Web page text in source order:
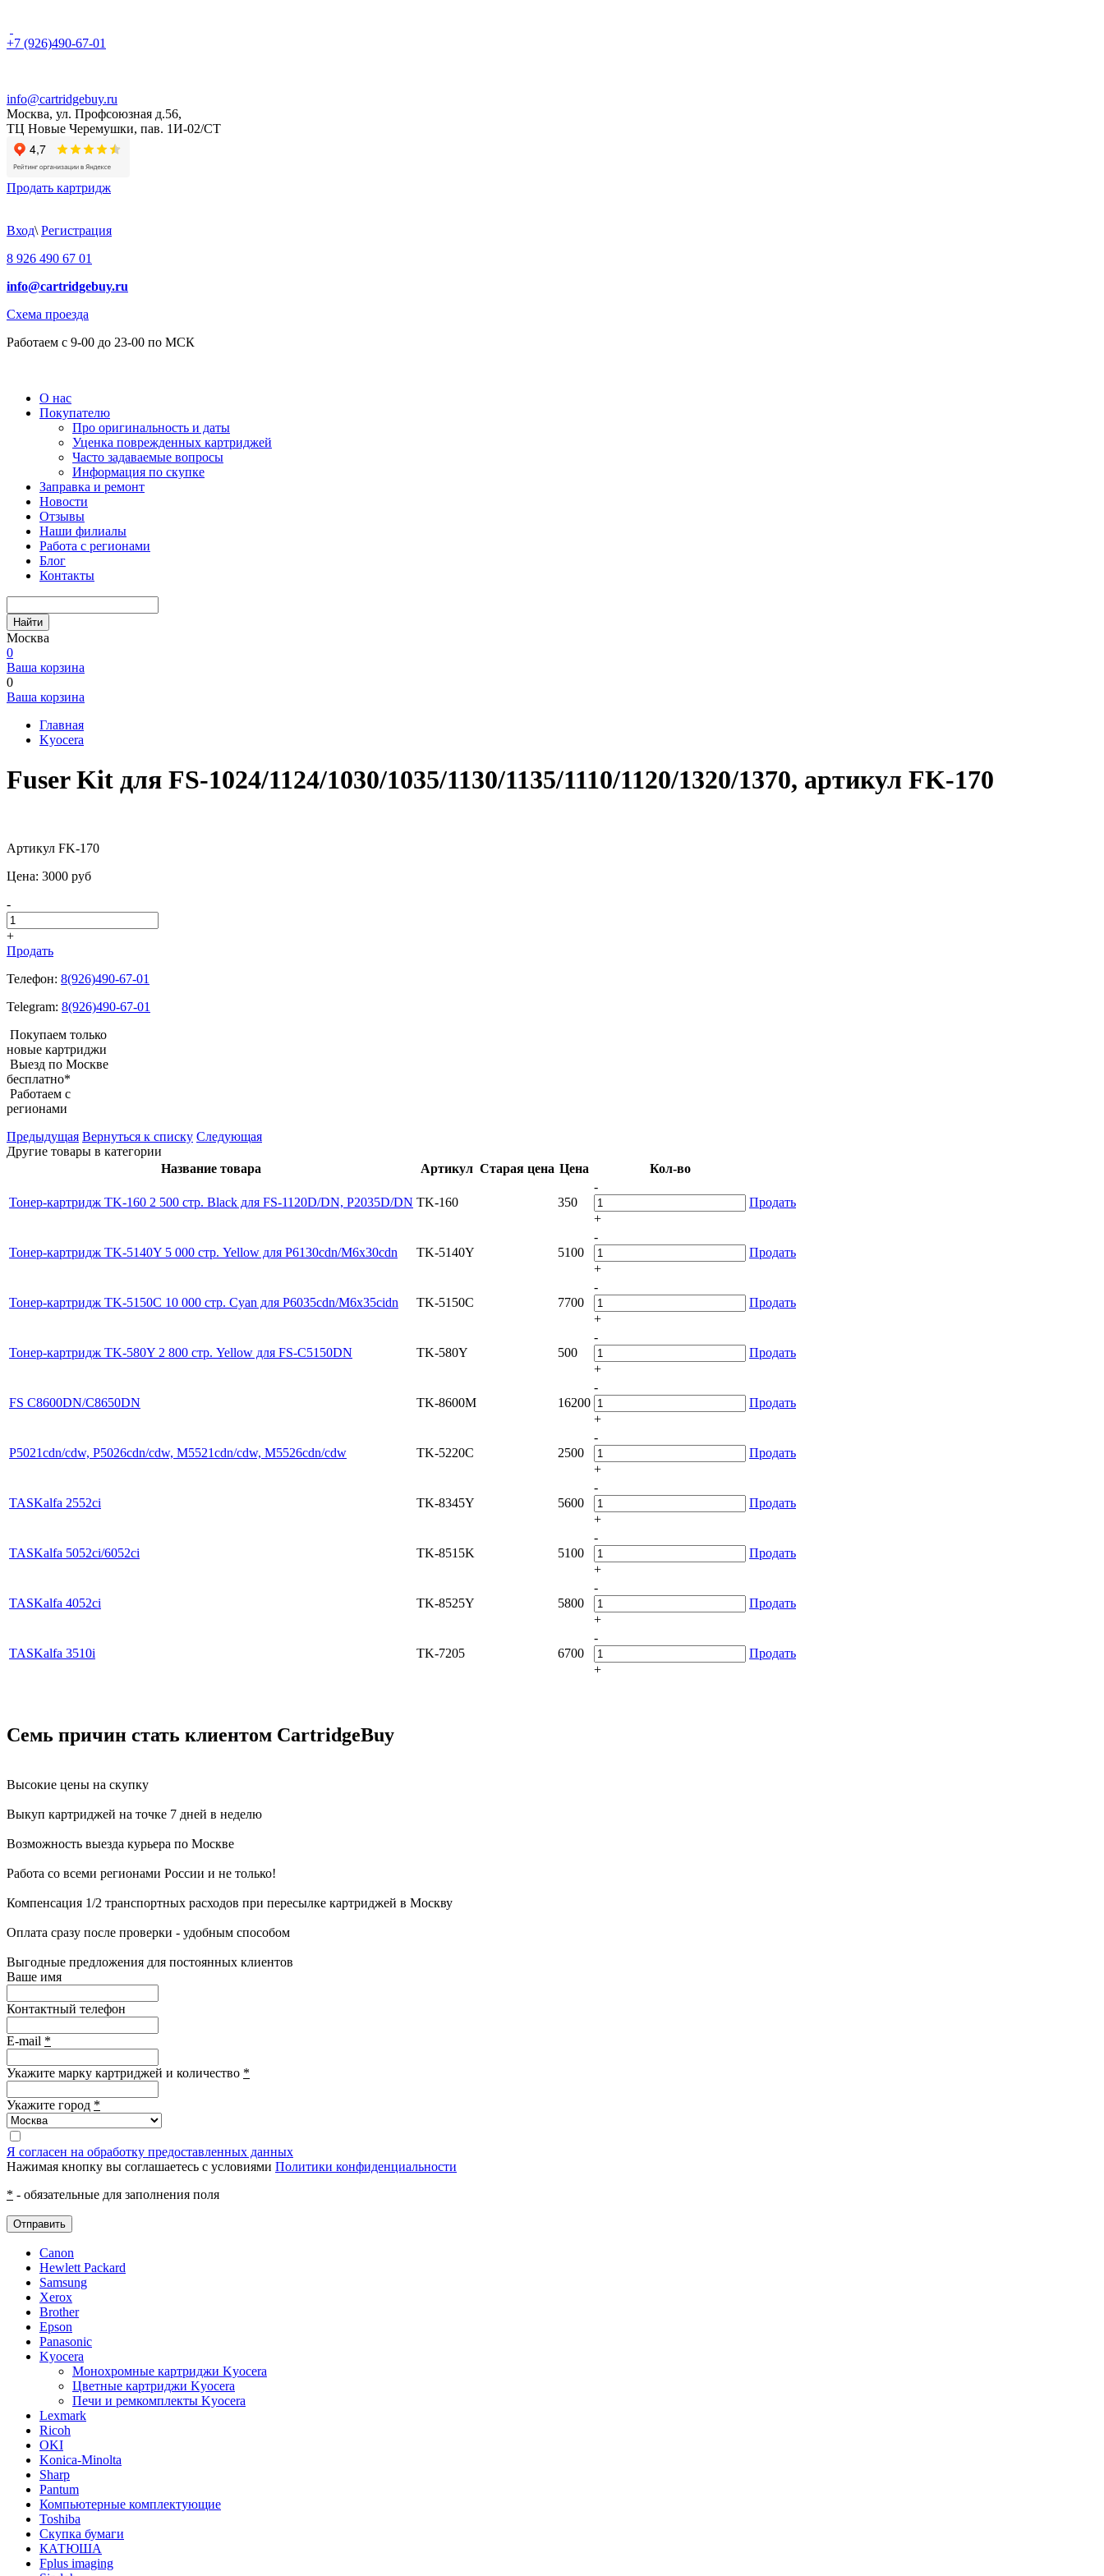
+7 (926)490-67-01
info@cartridgebuy.ru
Москва, ул. Профсоюзная д.56,
ТЦ Новые Черемушки, пав. 1И-02/СТ
Продать картридж
Вход\ Регистрация
8 926 490 67 01
info@cartridgebuy.ru
Схема проезда
Работаем с 9-00 до 23-00 по МСК
О нас
Покупателю
Про оригинальность и даты
Уценка поврежденных картриджей
Часто задаваемые вопросы
Информация по скупке
Заправка и ремонт
Новости
Отзывы
Наши филиалы
Работа с регионами
Блог
Контакты
Найти
Москва
0
Ваша корзина
0
Ваша корзина
Главная
Kyocera
Fuser Kit для FS-1024/1124/1030/1035/1130/1135/1110/1120/1320/1370, артикул FK-170
Артикул FK-170
Цена: 3000 pуб
-
+
Продать
Телефон: 8(926)490-67-01
Telegram: 8(926)490-67-01
Покупаем только
новые картриджи
Выезд по Москве
бесплатно*
Работаем с
регионами
Предыдущая Вернуться к списку Следующая
Другие товары в категории
Название товара
Артикул Старая цена Цена Кол-во
Тонер-картридж TK-160 2 500 стр. Black для FS-1120D/DN, P2035D/DN TK-160 350
-
+
Продать
Тонер-картридж TK-5140Y 5 000 стр. Yellow для P6130cdn/M6x30cdn TK-5140Y 5100
-
+
Продать
Тонер-картридж TK-5150C 10 000 стр. Cyan для P6035cdn/M6x35cidn TK-5150C 7700
-
+
Продать
Тонер-картридж TK-580Y 2 800 стр. Yellow для FS-C5150DN TK-580Y 500
-
+
Продать
FS C8600DN/C8650DN TK-8600M 16200
-
+
Продать
P5021cdn/cdw, P5026cdn/cdw, M5521cdn/cdw, M5526cdn/cdw TK-5220C 2500
-
+
Продать
TASKalfa 2552ci TK-8345Y 5600
-
+
Продать
TASKalfa 5052ci/6052ci TK-8515K 5100
-
+
Продать
TASKalfa 4052ci TK-8525Y 5800
-
+
Продать
TASKalfa 3510i TK-7205 6700
-
+
Продать
Семь причин стать клиентом CartridgeBuy
Высокие цены на скупку
Выкуп картриджей на точке 7 дней в неделю
Возможность выезда курьера по Москве
Работа со всеми регионами России и не только!
Компенсация 1/2 транспортных расходов при пересылке картриджей в Москву
Оплата сразу после проверки - удобным способом
Выгодные предложения для постоянных клиентов
Ваше имя
Контактный телефон
E-mail *
Укажите марку картриджей и количество *
Укажите город *
Я согласен на обработку предоставленных данных
Нажимая кнопку вы соглашаетесь с условиями Политики конфиденциальности
* - обязательные для заполнения поля
Отправить
Canon
Hewlett Packard
Samsung
Xerox
Brother
Epson
Panasonic
Kyocera
Монохромные картриджи Kyocera
Цветные картриджи Kyocera
Печи и ремкомплекты Kyocera
Lexmark
Ricoh
OKI
Konica-Minolta
Sharp
Pantum
Компьютерные комплектующие
Toshiba
Скупка бумаги
КАТЮША
Fplus imaging